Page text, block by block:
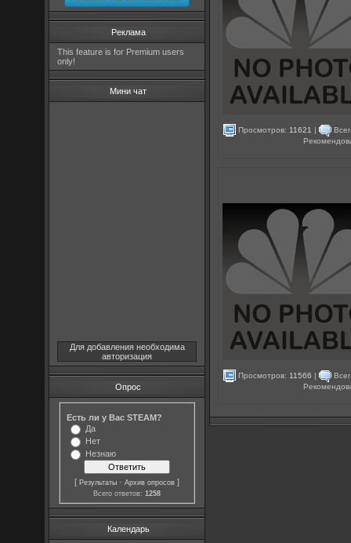
Реклама
This feature is for Premium users
only!
Мини чат
Для добавления необходима
авторизация
Опрос
Есть ли у Вас STEAM?
Да
Нет
Незнаю
[Результаты ·Архив опросов ]
Всего ответов:1258
Календарь
Просмотров: 11621 |
Просмотров: 11566 |